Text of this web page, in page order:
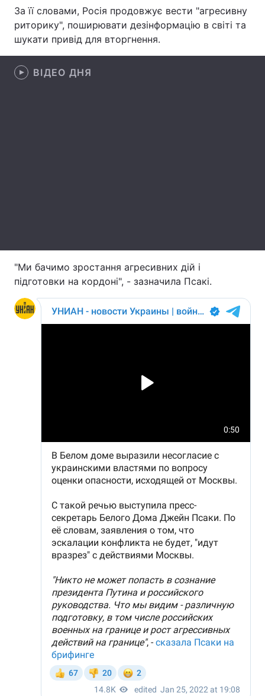
Інтерв'ю Думки
Контакти
За її словами, Росія продовжує вести "агресивну
риторику", поширювати дезінформацію в світі та
шукати привід для вторгнення.
ВІДЕО ДНЯ
"Ми бачимо зростання агресивних дій і
підготовки на кордоні", - зазначила Псакі.